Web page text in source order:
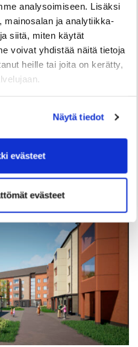
analysoimiseen. Lisäksi
mainosalan ja analytiikka-
siitä, miten käytät
voivat yhdistää näitä tietoja
heille tai joita on kerätty,
Näytä tiedot
evästeet
evästeet
uusia
nyt käynnissä